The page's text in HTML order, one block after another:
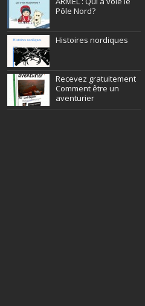
Pôle Nord?
Histoires nordiques
Recevez gratuitement
Comment être un
aventurier